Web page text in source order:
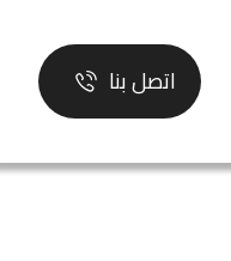
اتصل بنا